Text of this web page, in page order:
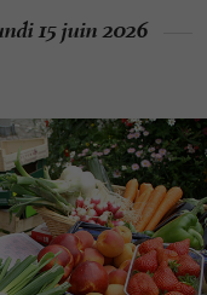
15 juin 2026